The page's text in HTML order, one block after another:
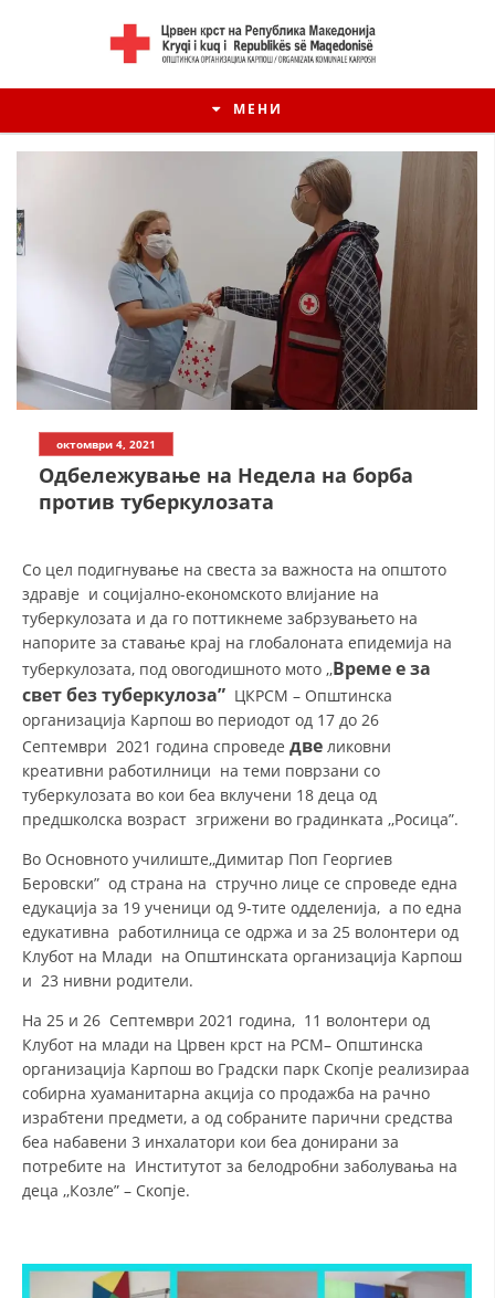
МЕНИ
ПРИРАЧНИЦИ
СТРАТЕГИИ
ЕДУКАТИВНО ИНФОРМАТИВНИ МАТЕРИЈАЛИ
ПОСТЕРИ
ПРЕЗЕНТАЦИИ
октомври 4, 2021
Одбележување на Недела на борба
против туберкулозата
Со цел подигнување на свеста за важноста на општото
здравје и социјално-економското влијание на
туберкулозата и да го поттикнеме забрзувањето на
напорите за ставање крај на глобалоната епидемија на
туберкулозата, под овогодишното мото ,,Време е за
свет без туберкулоза” ЦКРСМ – Општинска
организација Карпош во периодот од 17 до 26
Септември 2021 година спроведе две ликовни
креативни работилници на теми поврзани со
туберкулозата во кои беа вклучени 18 деца од
предшколска возраст згрижени во градинката ,,Росица”.
Во Основното училиште,,Димитар Поп Георгиев
Беровски” од страна на стручно лице се спроведе една
едукација за 19 ученици од 9-тите одделенија, а по една
едукативна работилница се одржа и за 25 волонтери од
Клубот на Млади на Општинската организација Карпош
и 23 нивни родители.
На 25 и 26 Септември 2021 година, 11 волонтери од
Клубот на млади на Црвен крст на РСМ– Општинска
организација Карпош во Градски парк Скопје реализираа
собирна хуаманитарна акција со продажба на рачно
израбтени предмети, а од собраните парични средства
беа набавени 3 инхалатори кои беа донирани за
потребите на Институтот за белодробни заболувања на
деца ,,Козле” – Скопје.